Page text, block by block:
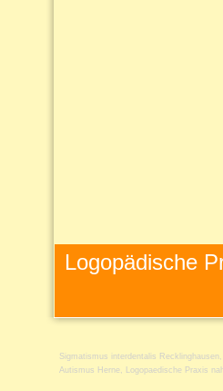
Logopädische
Sigmatismus interdentalis Recklinghausen
Autismus Herne
Logopaedische Praxis